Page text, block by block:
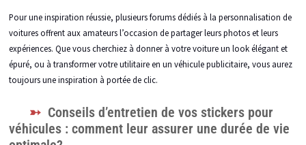
Pour une inspiration réussie, plusieurs forums dédiés à la personnalisation de
voitures offrent aux amateurs l’occasion de partager leurs photos et leurs
expériences. Que vous cherchiez à donner à votre voiture un look élégant et
épuré, ou à transformer votre utilitaire en un véhicule publicitaire, vous aurez
toujours une inspiration à portée de clic.
Conseils d’entretien de vos stickers pour
véhicules : comment leur assurer une durée de vie